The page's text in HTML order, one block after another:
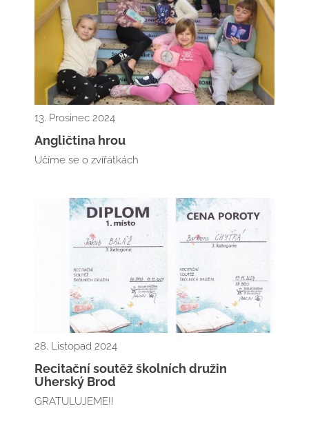
13. Prosinec 2024
Angličtina hrou
Učíme se o zvířátkách
28. Listopad 2024
Recitační soutěž školních družin
Uherský Brod
GRATULUJEME!!